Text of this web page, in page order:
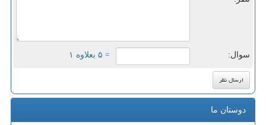
سوال: = ۵ بعلاوه ۱
دوستان ما